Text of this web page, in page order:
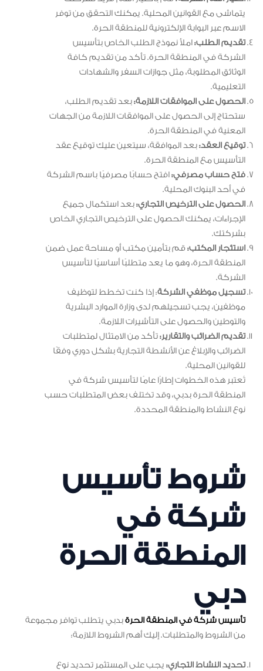
يتماشى مع القوانين المحلية. يمكنك التحقق من توفر
الاسم عبر البوابة الإلكترونية للمنطقة الحرة.
تقديم الطلب: املأ نموذج الطلب الخاص بتأسيس
الشركة في المنطقة الحرة. تأكد من تقديم كافة
الوثائق المطلوبة، مثل جوازات السفر والشهادات
التعليمية.
الحصول على الموافقات اللازمة:بعد تقديم الطلب،
ستحتاج إلى الحصول على الموافقات اللازمة من الجهات
المعنية في المنطقة الحرة.
توقيع العقد:بعد الموافقة، سيتعين عليك توقيع عقد
التأسيس مع المنطقة الحرة.
فتح حساب مصرفي: افتح حسابًا مصرفيًا باسم الشركة
في أحد البنوك المحلية.
الحصول على الترخيص التجاري:بعد استكمال جميع
الإجراءات، يمكنك الحصول على الترخيص التجاري الخاص
بشركتك.
استئجار المكتب:قم بتأمين مكتب أو مساحة عمل ضمن
المنطقة الحرة، وهو ما يعد متطلبًا أساسيًا لتأسيس
الشركة.
تسجيل موظفي الشركة: إذا كنت تخطط لتوظيف
موظفين، يجب تسجيلهم لدى وزارة الموارد البشرية
والتوطين والحصول على التأشيرات اللازمة.
تقديم الضرائب والتقارير:تأكد من الامتثال لمتطلبات
الضرائب والإبلاغ عن الأنشطة التجارية بشكل دوري وفقًا
للقوانين المحلية.
تُعتبر هذه الخطوات إطارًا عامًا لتأسيس شركة في
المنطقة الحرة بدبي، وقد تختلف بعض المتطلبات حسب
نوع النشاط والمنطقة المحددة.
شروط تأسيس
شركة في
المنطقة الحرة
دبي
تأسيس شركة في المنطقة الحرةبدبي يتطلب توافر مجموعة
من الشروط والمتطلبات. إليك أهم الشروط اللازمة:
تحديد النشاط التجاري: يجب على المستثمر تحديد نوع